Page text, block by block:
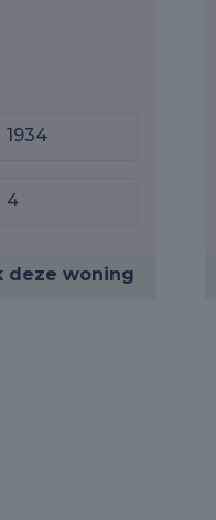
1934
4
deze woning